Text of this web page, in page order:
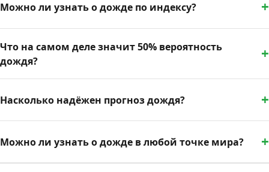
Можно ли узнать о дожде по индексу?
Что на самом деле значит 50% вероятность
дождя?
Насколько надёжен прогноз дождя?
Можно ли узнать о дожде в любой точке мира?